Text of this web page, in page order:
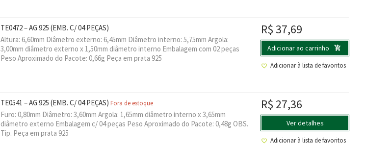
TE0472 – AG 925 (EMB. C/ 04 PEÇAS)
Altura: 6,60mm Diâmetro externo: 6,45mm Diâmetro interno: 5,75mm Argola:
3,00mm diâmetro externo x 1,50mm diâmetro interno Embalagem com 02 peças
Peso Aproximado do Pacote: 0,66g Peça em prata 925
R$37,69
Adicionar ao carrinho
Adicionar à lista de favoritos
TE0541 – AG 925 (EMB. C/ 04 PEÇAS) Fora de estoque
Furo: 0,80mm Diâmetro: 3,60mm Argola: 1,65mm diâmetro interno x 3,65mm
diâmetro externo Embalagem c/ 04 peças Peso Aproximado do Pacote: 0,48g OBS.
Tip. Peça em prata 925
R$ 27,36
Ver detalhes
Adicionar à lista de favoritos